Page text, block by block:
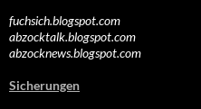
fuchsich.blogspot.com
abzocktalk.blogspot.com
abzocknews.blogspot.com
Sicherungen